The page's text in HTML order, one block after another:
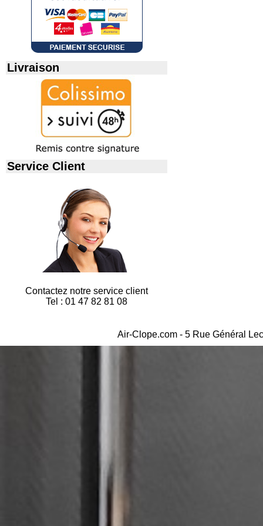
Livraison
Service Client
Contactez notre service client
Tel : 01 47 82 81 08
Air-Clope.com - 5 Rue Général